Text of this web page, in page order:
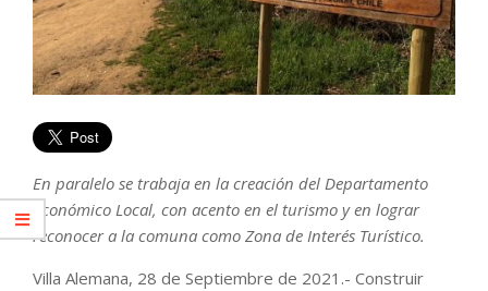
En paralelo se trabaja en la creación del Departamento
Económico Local, con acento en el turismo y en lograr
reconocer a la comuna como Zona de Interés Turístico.
Villa Alemana, 28 de Septiembre de 2021.- Construir